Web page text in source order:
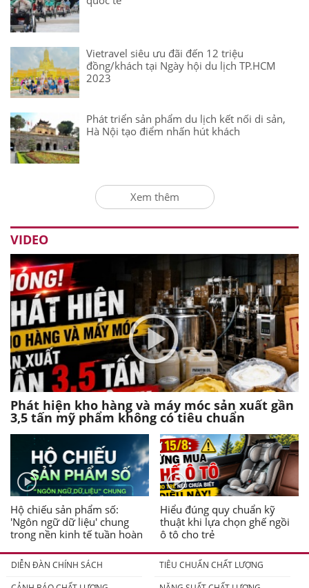
Vietravel siêu ưu đãi đến 12 triệu
đồng/khách tại Ngày hội du lịch TP.HCM
2023
Phát triển sản phẩm du lịch kết nối di sản,
Hà Nội tạo điểm nhấn hút khách
Xem thêm
VIDEO
Phát hiện kho hàng và máy móc sản xuất gần
3,5 tấn mỹ phẩm không có tiêu chuẩn
Hộ chiếu sản phẩm số:
'Ngôn ngữ dữ liệu' chung
trong nền kinh tế tuần hoàn
Hiểu đúng quy chuẩn kỹ
thuật khi lựa chọn ghế ngồi
ô tô cho trẻ
DIỄN ĐÀN CHÍNH SÁCH
TIÊU CHUẨN CHẤT LƯỢNG